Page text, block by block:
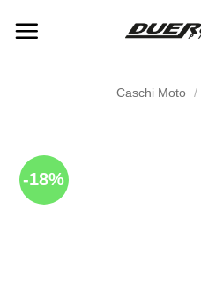
Caschi Moto /
-18%